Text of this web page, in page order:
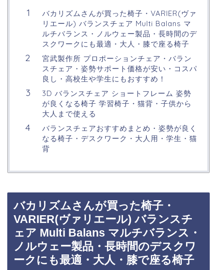
バカリズムさんが買った椅子・VARIER(ヴァ
リエール) バランスチェア Multi Balans マ
ルチバランス・ノルウェー製品・長時間のデ
スクワークにも最適・大人・膝で座る椅子
宮武製作所 プロポーションチェア・バラン
スチェア・姿勢サポート価格が安い・コスパ
良し・高校生や学生にもおすすめ！
3D バランスチェア ショートフレーム 姿勢
が良くなる椅子 学習椅子・猫背・子供から
大人まで使える
バランスチェアおすすめまとめ・姿勢が良く
なる椅子・デスクワーク・大人用・学生・猫
背
バカリズムさんが買った椅子・
VARIER(ヴァリエール) バランスチ
ェア Multi Balans マルチバランス・
ノルウェー製品・長時間のデスクワ
ークにも最適・大人・膝で座る椅子